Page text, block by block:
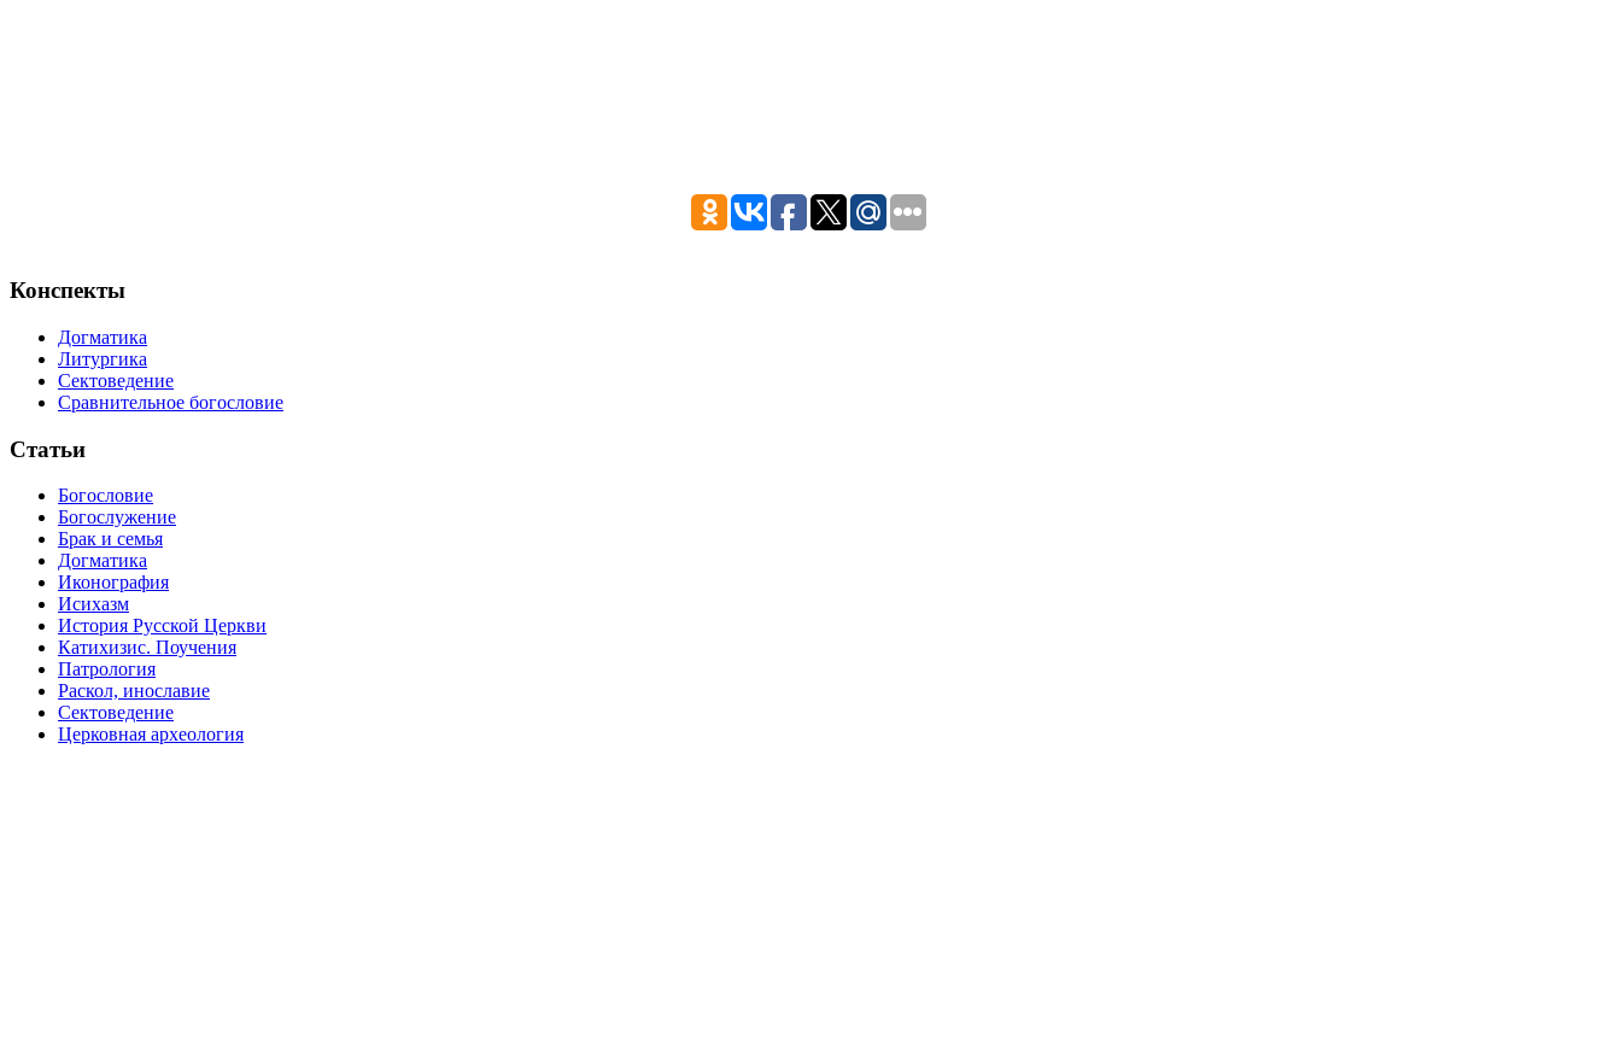
Конспекты
Догматика
Литургика
Сектоведение
Сравнительное богословие
Статьи
Богословие
Богослужение
Брак и семья
Догматика
Иконография
Исихазм
История Русской Церкви
Катихизис. Поучения
Патрология
Раскол, инославие
Сектоведение
Церковная археология